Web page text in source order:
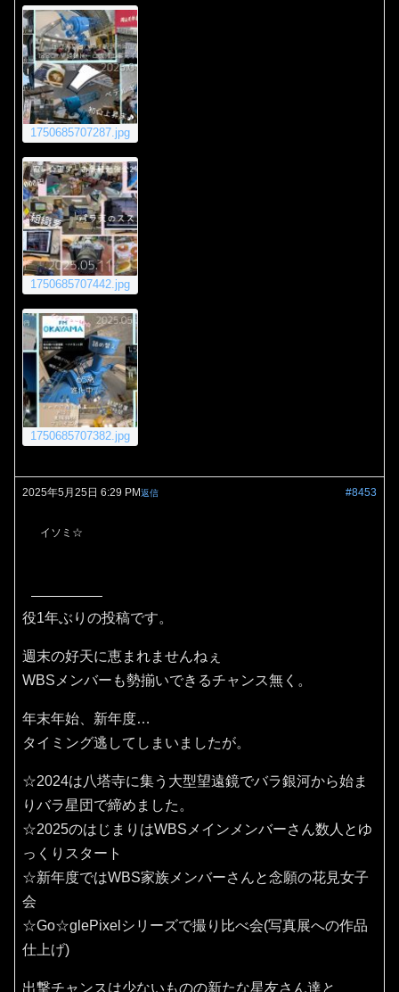
1750685707287.jpg
1750685707442.jpg
1750685707382.jpg
2025年5月25日 6:29 PM #8453
返信
イソミ☆
役1年ぶりの投稿です。
週末の好天に恵まれませんねぇ
WBSメンバーも勢揃いできるチャンス無く。
年末年始、新年度…
タイミング逃してしまいましたが。
☆2024は八塔寺に集う大型望遠鏡でバラ銀河から始ま
りバラ星団で締めました。
☆2025のはじまりはWBSメインメンバーさん数人とゆ
っくりスタート
☆新年度ではWBS家族メンバーさんと念願の花見女子
会
☆Go☆glePixelシリーズで撮り比べ会(写真展への作品
仕上げ)
出撃チャンスは少ないものの新たな星友さん達と